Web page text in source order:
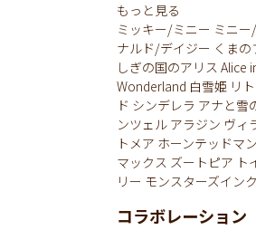
もっと見る
ミッキー/ミニー ミニ
ナルド/デイジー くま
しぎの国のアリス Alice
Wonderland 白雪姫 リ
ド シンデレラ アナと雪
ンツェル アラジン ヴィ
トメア ホーンテッドマ
マックス ズートピア ト
リー モンスターズインク
コラボレーション